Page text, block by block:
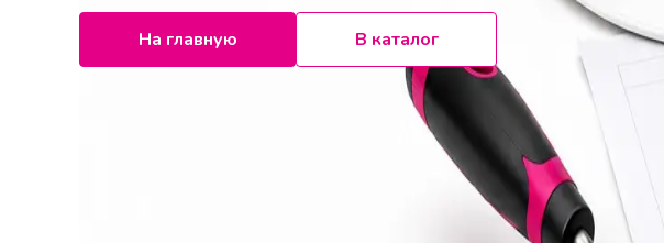
На главную В каталог